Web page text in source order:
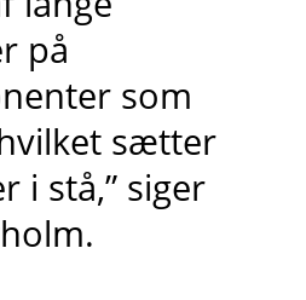
på
som
sætter
i stå,” siger